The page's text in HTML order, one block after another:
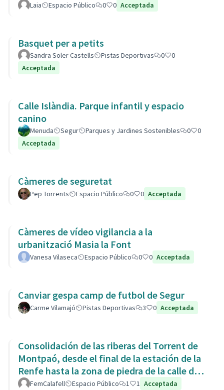
Laia Espacio Público 0 0 Acceptada
Basquet per a petits
Sandra Soler Castells Pistas Deportivas 0
0
Acceptada
Calle Islàndia. Parque infantil y espacio
canino
Menuda Segur Parques y Jardines Sostenibles 0
0
Acceptada
Càmeres de seguretat
Pep Torrents Espacio Público 0 0 Acceptada
Càmeres de vídeo vigilancia a la
urbanització Masia la Font
Vanesa Vilaseca Espacio Público 0 0 Acceptada
Canviar gespa camp de futbol de Segur
Carme Vilamajó Pistas Deportivas 3 0 Acceptada
Consolidación de las riberas del Torrent de
Montpaó, desde el final de la estación de la
Renfe hasta la zona de piedra de la calle de
L’Estany.
FemCalafell Espacio Público 1 1 Acceptada